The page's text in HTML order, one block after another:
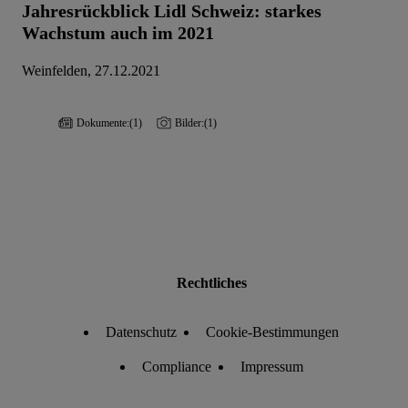
Jahresrückblick Lidl Schweiz: starkes
Wachstum auch im 2021
Weinfelden, 27.12.2021
Dokumente:(1) Bilder:(1)
Rechtliches
Datenschutz Cookie-Bestimmungen
Compliance Impressum